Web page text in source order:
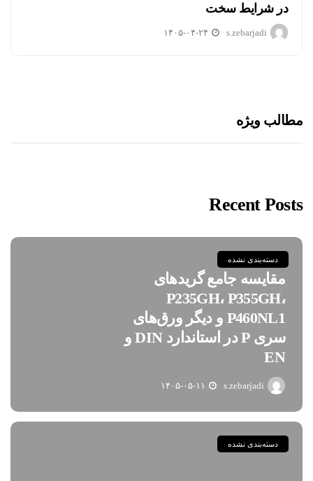
در شرایط سخت
s.zebarjadi ۱۴۰۵-۰۴-۲۴
مطالب ویژه
Recent Posts
دسته‌بندی نشده
مقایسه جامع گریدهای
P235GH، P355GH،
P460NL1 و دیگر ورق‌های
سری P در استاندارد DIN و
EN
s.zebarjadi ۱۴۰۵-۰۵-۱۱
دسته‌بندی نشده